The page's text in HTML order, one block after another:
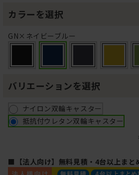
カラーを選択
GN×ネイビーブルー
バリエーションを選択
ナイロン双輪キャスター
抵抗付ウレタン双輪キャスター
■【法人向け】無料見積・4台以上まと